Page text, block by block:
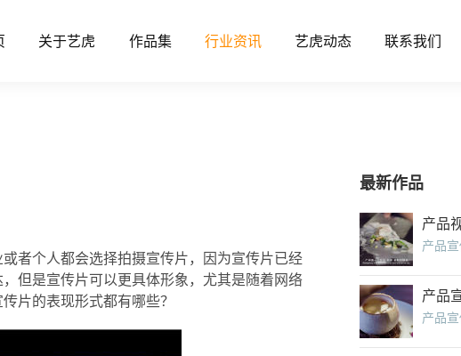
关于艺虎 作品集 行业资讯 艺虎动态 联系我们
者个人都会选择拍摄宣传片，因为宣传片已经
但是宣传片可以更具体形象，尤其是随着网络
片的表现形式都有哪些？
最新作品
产品
产品
产品
产品